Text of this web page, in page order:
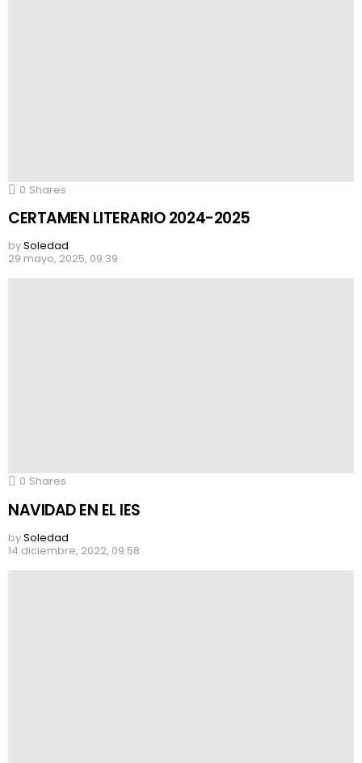
0 Shares
CERTAMEN LITERARIO 2024-2025
bySoledad
29 mayo, 2025, 09:39
0 Shares
NAVIDAD EN EL IES
bySoledad
14 diciembre, 2022, 09:58